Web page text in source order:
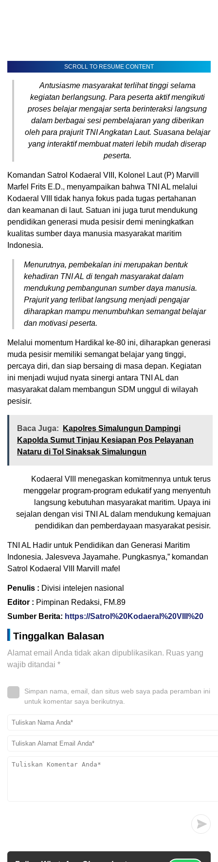
SCROLL TO RESUME CONTENT
Antusiasme masyarakat terlihat tinggi selama
kegiatan berlangsung. Para peserta aktif mengikuti
proses belajar mengajar serta berinteraksi langsung
dalam berbagai sesi pembelajaran yang diberikan
oleh para prajurit TNI Angkatan Laut. Suasana belajar
yang interaktif membuat materi lebih mudah diserap
peserta.
Komandan Satrol Kodaeral VIII, Kolonel Laut (P) Marvill
Marfel Frits E.D., menyampaikan bahwa TNI AL melalui
Kodaeral VIII tidak hanya fokus pada tugas pertahanan
dan keamanan di laut. Satuan ini juga turut mendukung
pendidikan generasi muda pesisir demi meningkatkan
kualitas sumber daya manusia masyarakat maritim
Indonesia.
Menurutnya, pembekalan ini merupakan bentuk
kehadiran TNI AL di tengah masyarakat dalam
mendukung pembangunan sumber daya manusia.
Prajurit yang terlibat langsung menjadi pengajar
diharapkan mampu menumbuhkan semangat belajar
dan motivasi peserta.
Melalui momentum Hardikal ke-80 ini, diharapkan generasi
muda pesisir memiliki semangat belajar yang tinggi,
percaya diri, dan siap bersaing di masa depan. Kegiatan
ini menjadi wujud nyata sinergi antara TNI AL dan
masyarakat dalam membangun SDM unggul di wilayah
pesisir.
Baca Juga:
Kapolres Simalungun Dampingi
Kapolda Sumut Tinjau Kesiapan Pos Pelayanan
Nataru di Tol Sinaksak Simalungun
Kodaeral VIII menegaskan komitmennya untuk terus
menggelar program-program edukatif yang menyentuh
langsung kebutuhan masyarakat maritim. Upaya ini
sejalan dengan visi TNI AL dalam mendukung kemajuan
pendidikan dan pemberdayaan masyarakat pesisir.
TNI AL Hadir untuk Pendidikan dan Generasi Maritim
Indonesia. Jalesveva Jayamahe. Pungkasnya,” komandan
Satrol Kodaeral VIII Marvill mafel
Penulis : Divisi intelejen nasional
Editor : Pimpinan Redaksi, FM.89
Sumber Berita: https://Satrol%20Kodaeral%20VIII%20
Tinggalkan Balasan
Alamat email Anda tidak akan dipublikasikan. Ruas yang
wajib ditandai *
Simpan nama, email, dan situs web saya pada peramban ini
untuk komentar saya berikutnya.